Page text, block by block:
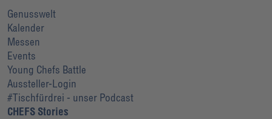
Genusswelt
Kalender
Messen
Events
Young Chefs Battle
Aussteller-Login
#Tischfürdrei - unser Podcast
CHEFS Stories